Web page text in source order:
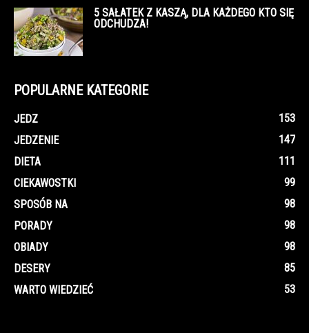
5 SAŁATEK Z KASZĄ, DLA KAŻDEGO KTO SIĘ
ODCHUDZA!
POPULARNE KATEGORIE
JEDZ
153
JEDZENIE
147
DIETA
111
CIEKAWOSTKI
99
SPOSÓB NA
98
PORADY
98
OBIADY
98
DESERY
85
WARTO WIEDZIEĆ
53